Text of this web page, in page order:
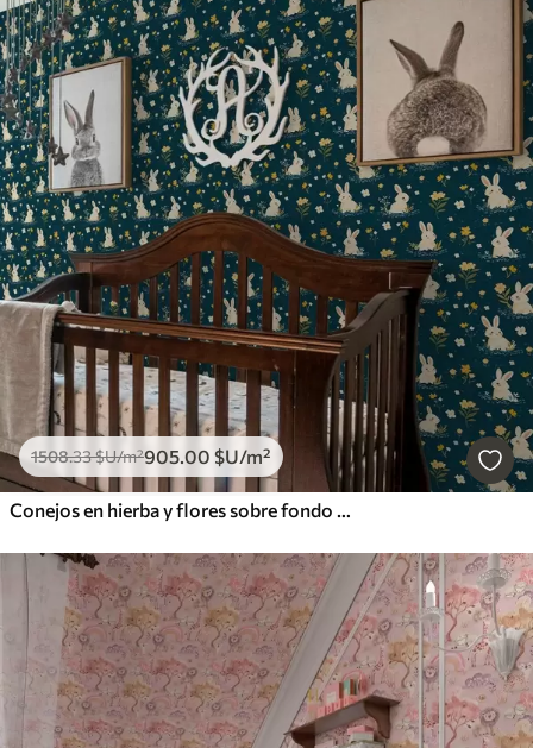
1508.33$U/m²905.00 $U/m²
Conejos en hierba y flores sobre fondo oscuro